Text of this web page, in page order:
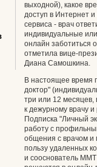
выходной), какое
доступ в Интернет
сервиса - врач
индивидуальные
онлайн заботиться
отметила вице-
Диана Самошкина.
В настоящее время
доктор"
три или 12 месяцев,
к дежурному врачу
Подписка "Личный
работу с
общения с врачом и
пользу удаленных
и сооснователь